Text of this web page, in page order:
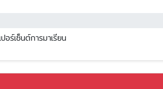
ปอร์เซ็นต์การมาเรียน